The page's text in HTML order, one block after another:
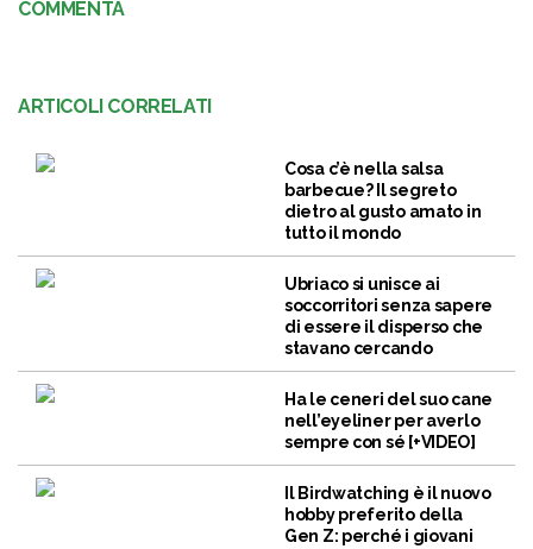
COMMENTA
ARTICOLI CORRELATI
Cosa c’è nella salsa
barbecue? Il segreto
dietro al gusto amato in
tutto il mondo
Ubriaco si unisce ai
soccorritori senza sapere
di essere il disperso che
stavano cercando
Ha le ceneri del suo cane
nell’eyeliner per averlo
sempre con sé [+VIDEO]
Il Birdwatching è il nuovo
hobby preferito della
Gen Z: perché i giovani